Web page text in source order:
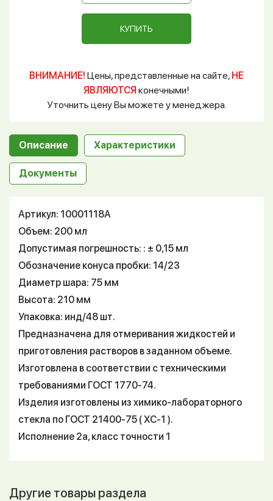
КУПИТЬ
ВНИМАНИЕ! Цены, представленные на сайте, НЕ
ЯВЛЯЮТСЯ конечными!
Уточнить цену Вы можете у менеджера.
Описание Характеристики
Документы
Артикул: 10001118А
Объем: 200 мл
Допустимая погрешность: : ± 0,15 мл
Обозначение конуса пробки: 14/23
Диаметр шара: 75 мм
Высота: 210 мм
Упаковка: инд/48 шт.
Предназначена для отмеривания жидкостей и
приготовления растворов в заданном объеме.
Изготовлена в соответствии с техническими
требованиями ГОСТ 1770-74.
Изделия изготовлены из химико-лабораторного
стекла по ГОСТ 21400-75 ( ХС-1 ).
Исполнение 2а, класс точности 1
Другие товары раздела